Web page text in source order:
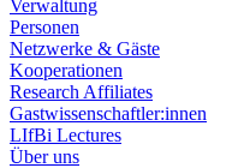
Verwaltung
Personen
Netzwerke & Gäste
Kooperationen
Research Affiliates
Gastwissenschaftler:innen
LIfBi Lectures
Über uns